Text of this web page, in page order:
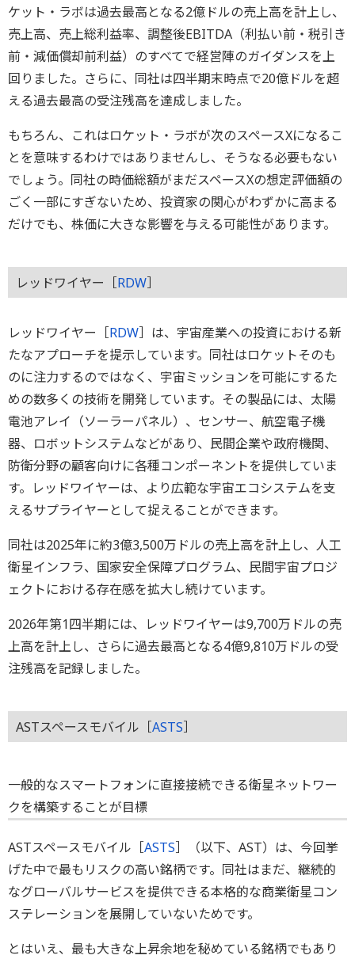
ケット・ラボは過去最高となる2億ドルの売上高を計上し、
売上高、売上総利益率、調整後EBITDA（利払い前・税引き
前・減価償却前利益）のすべてで経営陣のガイダンスを上
回りました。さらに、同社は四半期末時点で20億ドルを超
える過去最高の受注残高を達成しました。
もちろん、これはロケット・ラボが次のスペースXになるこ
とを意味するわけではありませんし、そうなる必要もない
でしょう。同社の時価総額がまだスペースXの想定評価額の
ごく一部にすぎないため、投資家の関心がわずかに高まる
だけでも、株価に大きな影響を与える可能性があります。
レッドワイヤー［RDW］
レッドワイヤー［RDW］は、宇宙産業への投資における新
たなアプローチを提示しています。同社はロケットそのも
のに注力するのではなく、宇宙ミッションを可能にするた
めの数多くの技術を開発しています。その製品には、太陽
電池アレイ（ソーラーパネル）、センサー、航空電子機
器、ロボットシステムなどがあり、民間企業や政府機関、
防衛分野の顧客向けに各種コンポーネントを提供していま
す。レッドワイヤーは、より広範な宇宙エコシステムを支
えるサプライヤーとして捉えることができます。
同社は2025年に約3億3,500万ドルの売上高を計上し、人工
衛星インフラ、国家安全保障プログラム、民間宇宙プロジ
ェクトにおける存在感を拡大し続けています。
2026年第1四半期には、レッドワイヤーは9,700万ドルの売
上高を計上し、さらに過去最高となる4億9,810万ドルの受
注残高を記録しました。
ASTスペースモバイル［ASTS］
一般的なスマートフォンに直接接続できる衛星ネットワー
クを構築することが目標
ASTスペースモバイル［ASTS］（以下、AST）は、今回挙
げた中で最もリスクの高い銘柄です。同社はまだ、継続的
なグローバルサービスを提供できる本格的な商業衛星コン
ステレーションを展開していないためです。
とはいえ、最も大きな上昇余地を秘めている銘柄でもあり